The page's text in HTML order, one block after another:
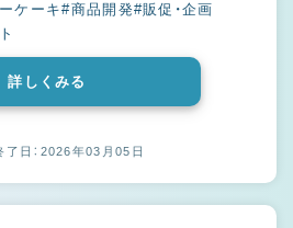
ケーキ#商品開発#販促・企画
詳しくみる
了日：2026年03月05日